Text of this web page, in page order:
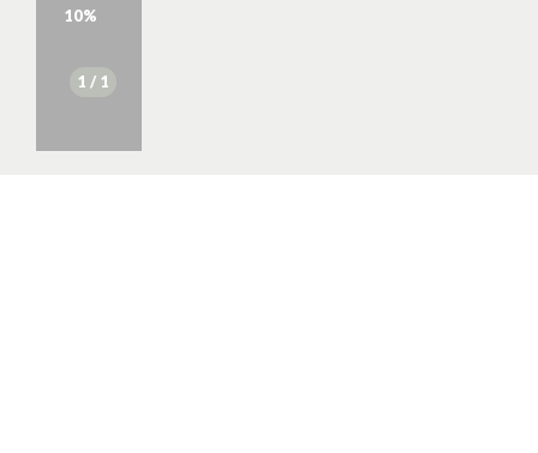
10%
1 / 1